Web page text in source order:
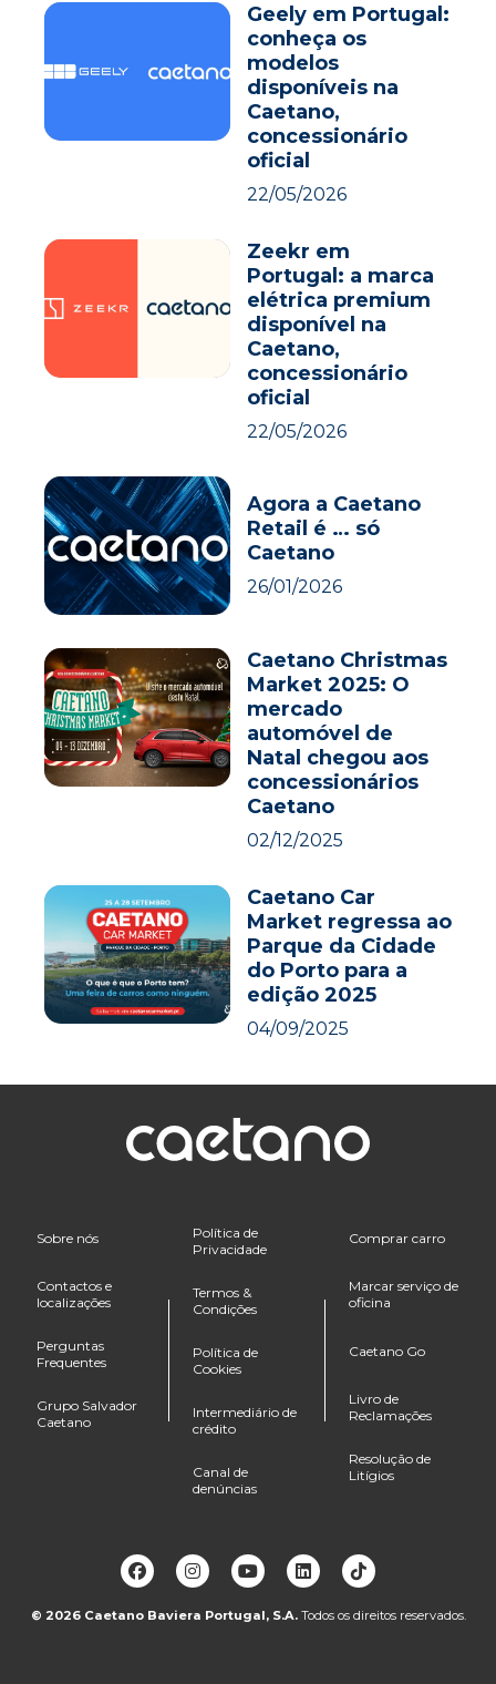
Geely em Portugal:
conheça os
modelos
disponíveis na
Caetano,
concessionário
oficial
22/05/2026
Zeekr em
Portugal: a marca
elétrica premium
disponível na
Caetano,
concessionário
oficial
22/05/2026
Agora a Caetano
Retail é … só
Caetano
26/01/2026
Caetano Christmas
Market 2025: O
mercado
automóvel de
Natal chegou aos
concessionários
Caetano
02/12/2025
Caetano Car
Market regressa ao
Parque da Cidade
do Porto para a
edição 2025
04/09/2025
Sobre nós
Contactos e
localizações
Perguntas
Frequentes
Grupo Salvador
Caetano
Política de
Privacidade
Termos &
Condições
Política de
Cookies
Intermediário de
crédito
Canal de
denúncias
Comprar carro
Marcar serviço de
oficina
Caetano Go
Livro de
Reclamações
Resolução de
Litígios
© 2026 Caetano Baviera Portugal, S.A. Todos os direitos reservados.